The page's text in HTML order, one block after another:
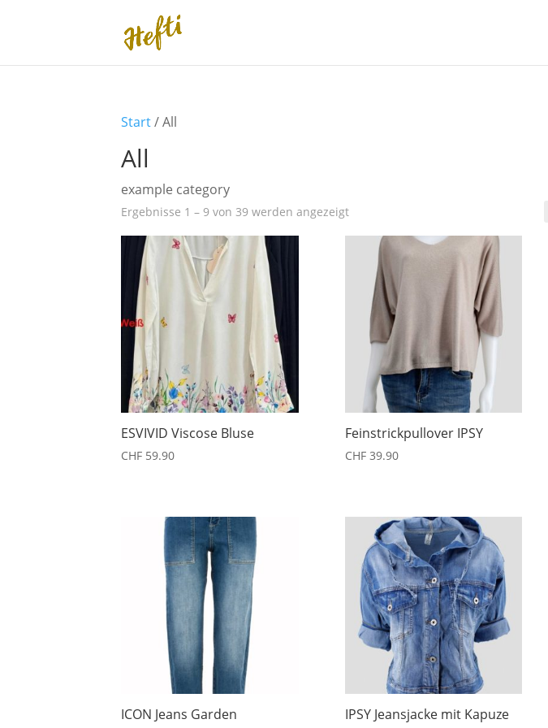
Start/ All
All
example category
Ergebnisse 1 – 9 von 39 werden angezeigt
ESVIVID Viscose Bluse
CHF 59.90
Feinstrickpullover IPSY
CHF 39.90
ICON Jeans Garden IPSY Jeansjacke mit Kapuze